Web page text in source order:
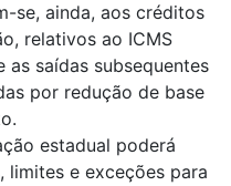
se, ainda, aos créditos
relativos ao ICMS
saídas subsequentes
por redução de base
estadual poderá
limites e exceções para